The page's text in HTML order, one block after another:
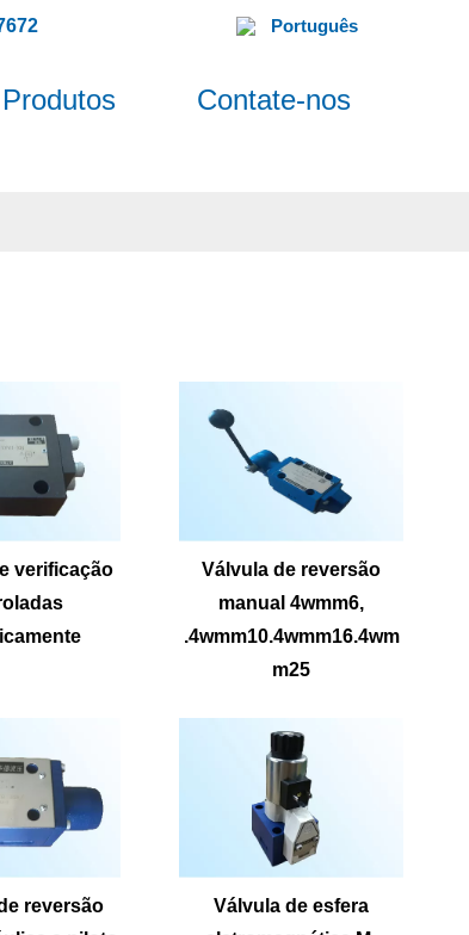
Português
Produtos Contate-nos
verificação
Válvula de reversão
manual 4wmm6,
.4wmm10.4wmm16.4wm
m25
reversão
Válvula de esfera